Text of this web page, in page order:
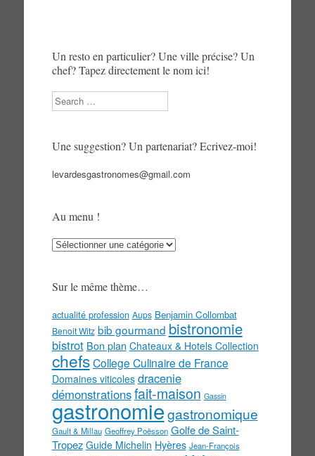
Un resto en particulier? Une ville précise? Un
chef? Tapez directement le nom ici!
Search
Une suggestion? Un partenariat? Ecrivez-moi!
levardesgastronomes@gmail.com
Au menu !
Au
Sur le même thème…
actualité profession Aups Benjamin Collombat
Benoit Witz bib gourmand bistronomie
bistrot Bon plan Chateaux & Hotels Collection
chefs College Culinaire de France
Domaines viticoles dracenie
démonstrationsfait-maison Gassin
gastronomiegastronomique
Gault & Millau Geoffrey Poësson Golfe de Saint-
Tropez Guide Michelin Hyères Jean-François